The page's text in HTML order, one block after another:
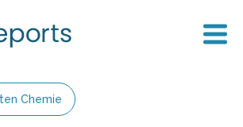
Chemie